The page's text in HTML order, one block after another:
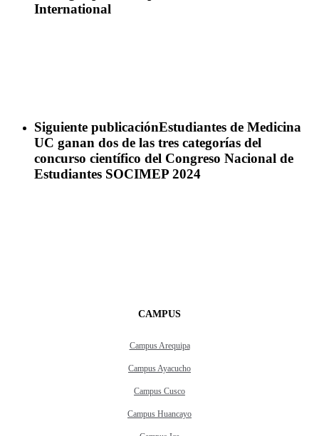
International
Siguiente publicaciónEstudiantes de Medicina
UC ganan dos de las tres categorías del
concurso científico del Congreso Nacional de
Estudiantes SOCIMEP 2024
CAMPUS
Campus Arequipa
Campus Ayacucho
Campus Cusco
Campus Huancayo